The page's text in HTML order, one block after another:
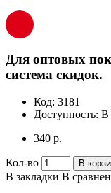
Для оптовых
система скидок.
Код: 3181
Доступность: В
340 р.
Кол-во В
В закладки В